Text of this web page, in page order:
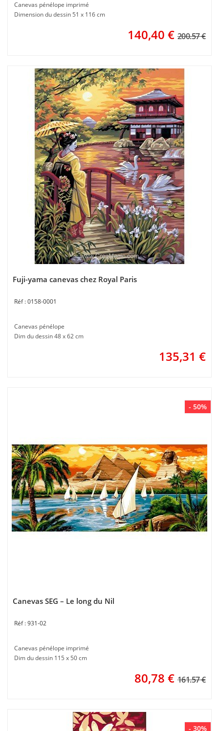
Canevas pénélope imprimé
Dimension du dessin 51 x 116 cm
140,40 € 200.57 €
Fuji-yama canevas chez Royal Paris
0158-0001
Canevas pénélope
Dim du dessin 48 x 62 cm
135,31 €
- 50%
Canevas SEG – Le long du Nil
931-02
Canevas pénélope imprimé
Dim du dessin 115 x 50 cm
80,78 € 161.57 €
- 30%